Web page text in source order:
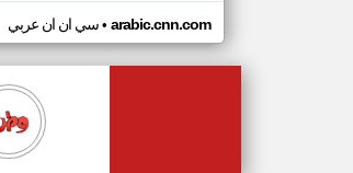
سي ان ان عربي• arabic.cnn.com